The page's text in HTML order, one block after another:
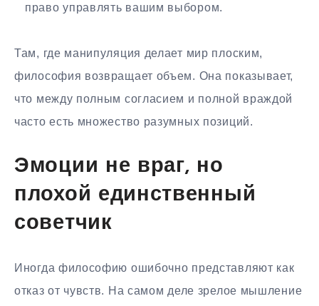
право управлять вашим выбором.
Там, где манипуляция делает мир плоским,
философия возвращает объем. Она показывает,
что между полным согласием и полной враждой
часто есть множество разумных позиций.
Эмоции не враг, но
плохой единственный
советчик
Иногда философию ошибочно представляют как
отказ от чувств. На самом деле зрелое мышление